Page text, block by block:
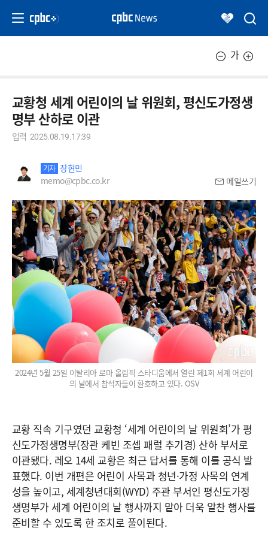
가
교황청 세계 어린이의 날 위원회, 평신도가정생
명부 산하로 이관
입력 2025.08.19.17:39
기자 장현민
memo@cpbc.co.kr
메일쓰기
2024년 5월 25일 이탈리아 로마 올림픽 스타디움에서 열린 제1회 세계 어린이
의 날에서 참석자들이 환호하고 있다. OSV
교황 직속 기구였던 교황청 ‘세계 어린이의 날 위원회’가 평
신도가정생명부(장관 케빈 조셉 패럴 추기경) 산하 부서로
이관됐다. 레오 14세 교황은 최근 답서를 통해 이를 공식 발
표했다. 이번 개편은 어린이 사목과 청년·가정 사목의 연계
성을 높이고, 세계청년대회(WYD) 주관 부서인 평신도가정
생명부가 세계 어린이의 날 행사까지 맡아 더욱 알찬 행사를
준비할 수 있도록 한 조치로 풀이된다.